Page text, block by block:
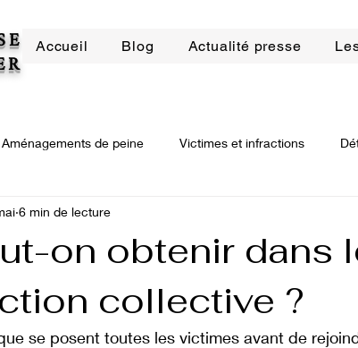
Accueil Blog Actualité presse
Aménagements de peine Victimes et infractions
Droit de la construction
Procédure civile Procédure civile
on obtenir dans
collective ?
6 min de lecture
se posent toutes les victimes avant de